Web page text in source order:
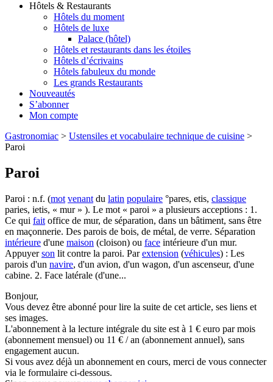
Hôtels & Restaurants
Hôtels du moment
Hôtels de luxe
Palace (hôtel)
Hôtels et restaurants dans les étoiles
Hôtels d’écrivains
Hôtels fabuleux du monde
Les grands Restaurants
Nouveautés
S’abonner
Mon compte
Gastronomiac > Ustensiles et vocabulaire technique de cuisine >
Paroi
Paroi
Paroi : n.f. (mot venant du latin populaire °pares, etis, classique
paries, ietis, « mur » ). Le mot « paroi » a plusieurs acceptions : 1.
Ce qui fait office de mur, de séparation, dans un bâtiment, sans être
en maçonnerie. Des parois de bois, de métal, de verre. Séparation
intérieure d'une maison (cloison) ou face intérieure d'un mur.
Appuyerson lit contre la paroi. Parextension (véhicules) : Les
parois d'un navire, d'un avion, d'un wagon, d'un ascenseur, d'une
cabine. 2. Face latérale (d'une...
Bonjour,
Vous devez être abonné pour lire la suite de cet article, ses liens et
ses images.
L'abonnement à la lecture intégrale du site est à 1 € euro par mois
(abonnement mensuel) ou 11 € / an (abonnement annuel), sans
engagement aucun.
Si vous avez déjà un abonnement en cours, merci de vous connecter
via le formulaire ci-dessous.